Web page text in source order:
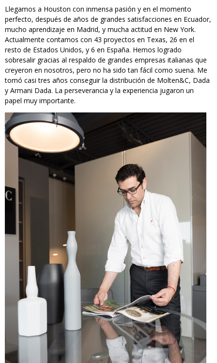
Llegamos a Houston con inmensa pasión y en el momento
perfecto, después de años de grandes satisfacciones en Ecuador,
mucho aprendizaje en Madrid, y mucha actitud en New York.
Actualmente contamos con 43 proyectos en Texas, 26 en el
resto de Estados Unidos, y 6 en España. Hemos logrado
sobresalir gracias al respaldo de grandes empresas italianas que
creyeron en nosotros, pero no ha sido tan fácil como suena. Me
tomó casi tres años conseguir la distribución de Molten&C, Dada
y Armani Dada. La perseverancia y la experiencia jugaron un
papel muy importante.